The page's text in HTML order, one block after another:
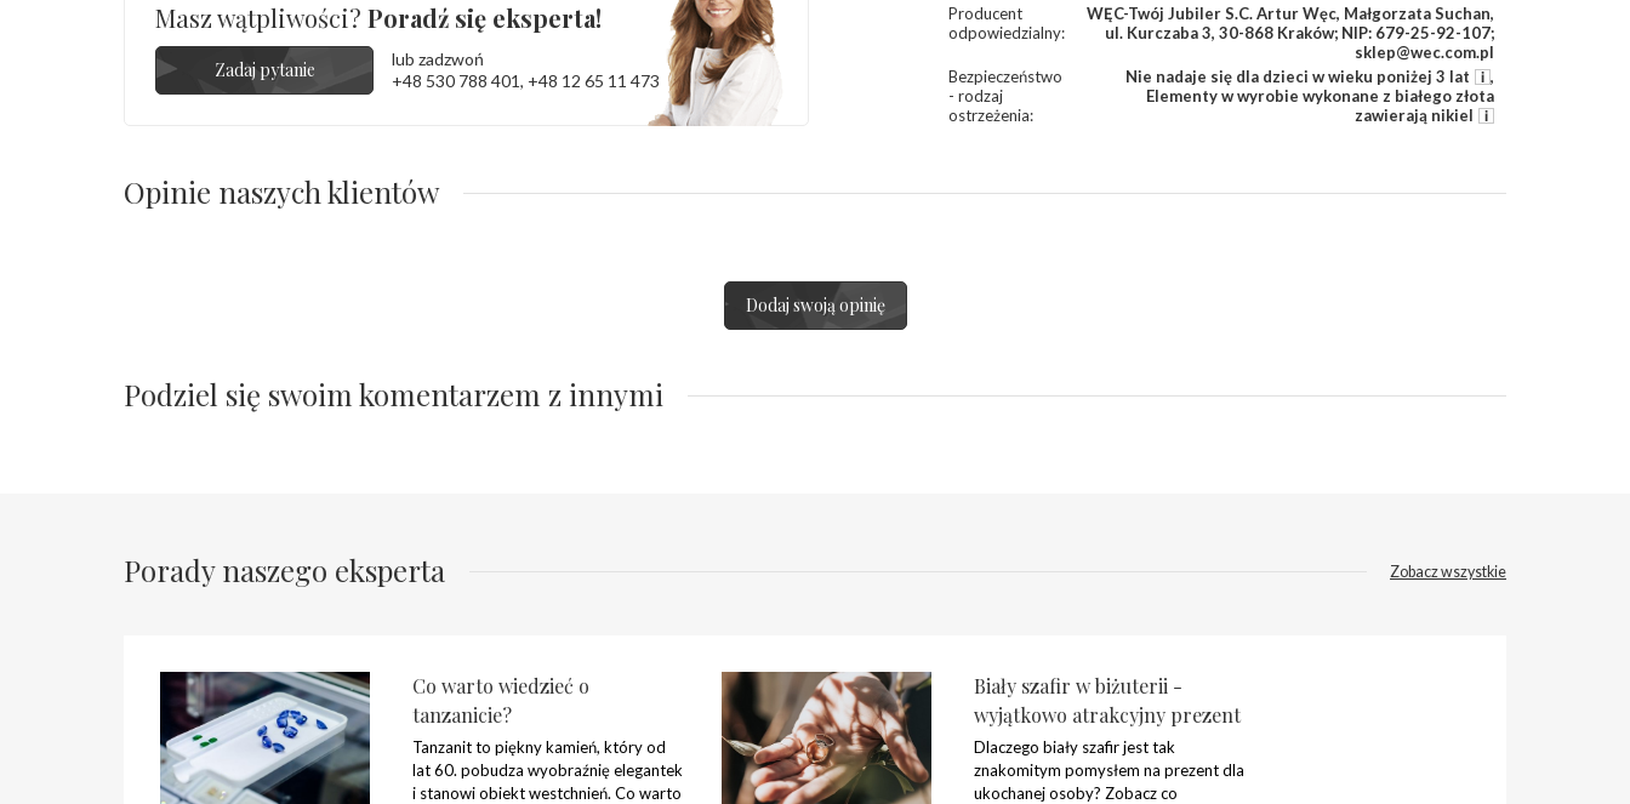
Producent
odpowiedzialny:
WĘC-Twój Jubiler S.C. Artur Węc, Małgorzata Suchan,
ul. Kurczaba 3, 30-868 Kraków; NIP: 679-25-92-107;
sklep@wec.com.pl
Bezpieczeństwo
- rodzaj
ostrzeżenia:
Nie nadaje się dla dzieci w wieku poniżej 3 lat
,
Elementy w wyrobie wykonane z białego złota
zawierają nikiel
Masz wątpliwości? Poradź się eksperta!
Zadaj pytanie
lub zadzwoń
+48 530 788 401, +48 12 65 11 473
Opinie naszych klientów
Dodaj swoją opinię
Podziel się swoim komentarzem z innymi
Porady naszego eksperta Zobacz wszystkie
Co warto wiedzieć o
tanzanicie?
Tanzanit to piękny kamień, który od
lat 60. pobudza wyobraźnię elegantek
i stanowi obiekt westchnień. Co warto
Biały szafir w biżuterii -
wyjątkowo atrakcyjny prezent
Dlaczego biały szafir jest tak
znakomitym pomysłem na prezent dla
ukochanej osoby? Zobacz co